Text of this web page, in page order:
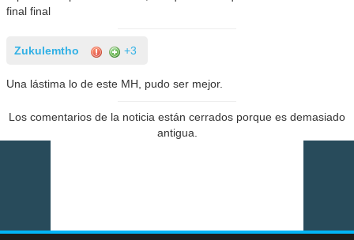
final final
Zukulemtho +3
Una lástima lo de este MH, pudo ser mejor.
Los comentarios de la noticia están cerrados porque es demasiado
antigua.